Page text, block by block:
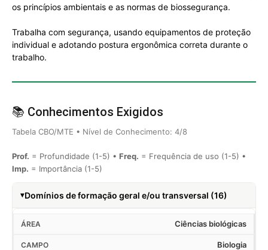
os princípios ambientais e as normas de biossegurança.
Trabalha com segurança, usando equipamentos de proteção
individual e adotando postura ergonômica correta durante o
trabalho.
📚 Conhecimentos Exigidos
Tabela CBO/MTE • Nível de Conhecimento: 4/8
Prof. = Profundidade (1-5) • Freq. = Frequência de uso (1-5) •
Imp. = Importância (1-5)
Domínios de formação geral e/ou transversal (16)
Ciências biológicas
Biologia